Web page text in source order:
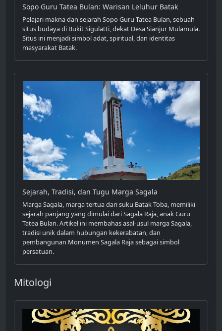
Sopo Guru Tatea Bulan: Warisan Leluhur Batak
Pelajari makna dan sejarah Sopo Guru Tatea Bulan, sebuah
situs budaya di Bukit Sigulatti, dekat Desa Sianjur Mulamula.
Situs ini menjadi simbol adat, spiritual, dan identitas
masyarakat Batak.
Sejarah, Tradisi, dan Tugu Marga Sagala
Marga Sagala, marga tertua dari suku Batak Toba, memiliki
sejarah panjang yang dimulai dari Sagala Raja, anak Guru
Tatea Bulan. Artikel ini membahas asal-usul marga Sagala,
tradisi unik dalam hubungan kekerabatan, dan
pembangunan Monumen Sagala Raja sebagai simbol
persatuan.
Mitologi